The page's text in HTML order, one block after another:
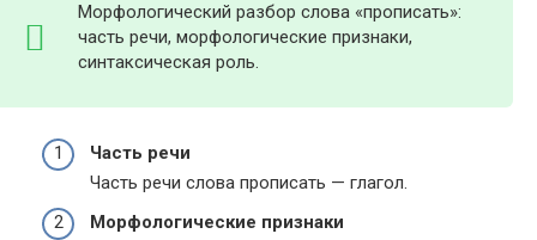
Морфологический разбор слова «прописать»:
часть речи, морфологические признаки,
синтаксическая роль.
Часть речи
Часть речи слова прописать — глагол.
Морфологические признаки